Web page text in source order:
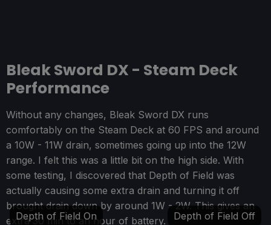
Bleak Sword DX - Steam Deck
Performance
Without any changes, Bleak Sword DX runs
comfortably on the Steam Deck at 60 FPS and around
a 10W - 11W drain, sometimes going up into the 12W
range. I felt this was a little bit on the high side. With
some testing, I discovered that Depth of Field was
actually causing some extra drain and turning it off
brought drain down by around 1W - 2W. This gives an
extra 30 min to an hour of battery.
Depth of Field On Depth of Field Off